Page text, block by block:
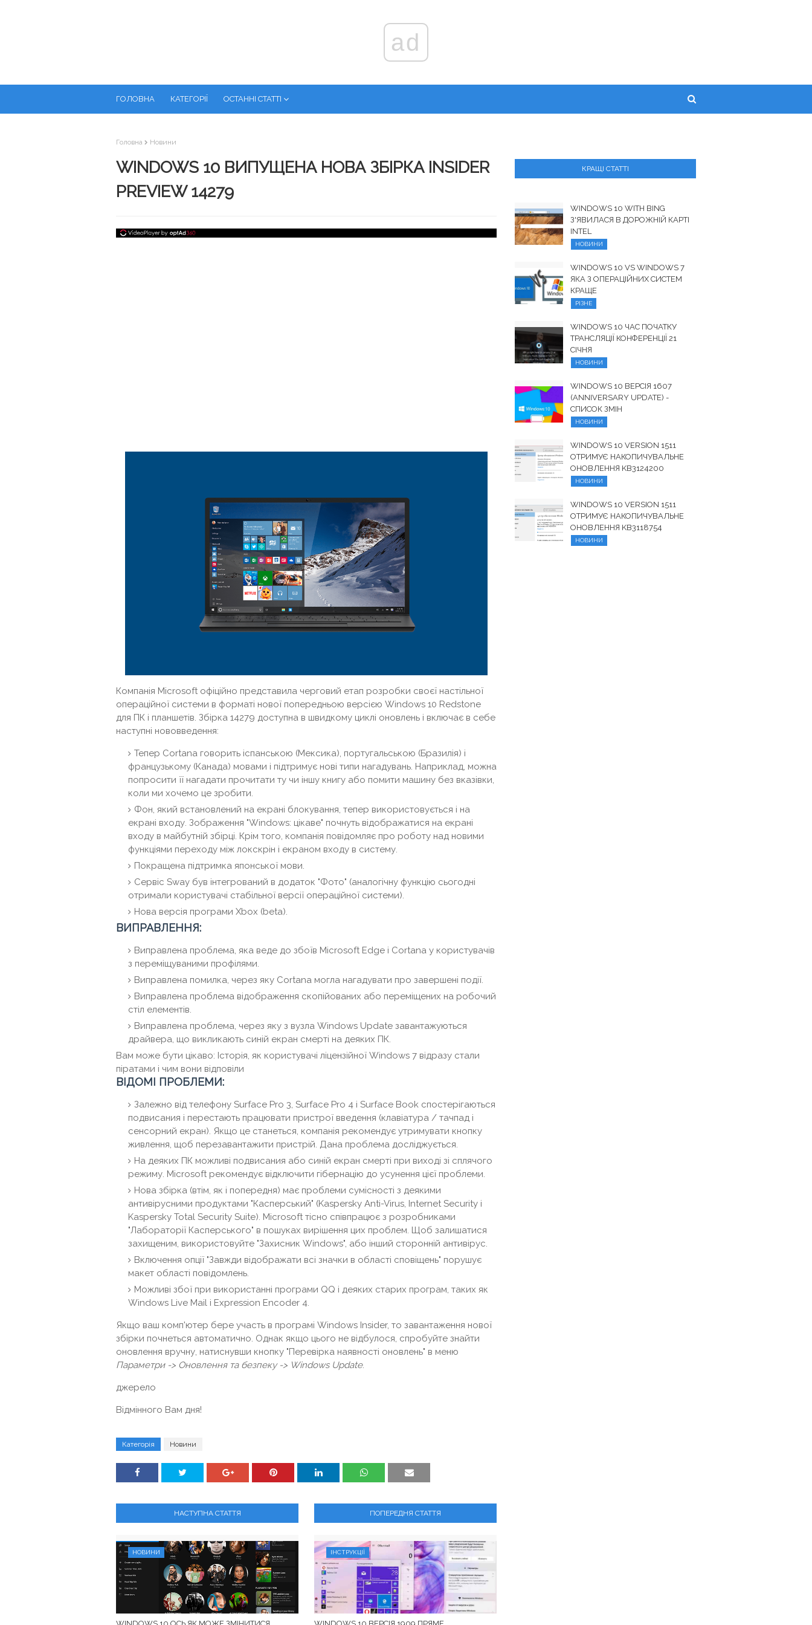
ad
ГОЛОВНА КАТЕГОРІЇ ОСТАННІ СТАТТІ
Головна Новини
WINDOWS 10 ВИПУЩЕНА НОВА ЗБІРКА INSIDER
PREVIEW 14279
Компанія Microsoft офіційно представила черговий етап розробки своєї настільної
операційної системи в форматі нової попередньою версією Windows 10 Redstone
для ПК і планшетів. Збірка 14279 доступна в швидкому циклі оновлень і включає в себе
наступні нововведення:
Тепер Cortana говорить іспанською (Мексика), португальською (Бразилія) і
французькому (Канада) мовами і підтримує нові типи нагадувань. Наприклад, можна
попросити її нагадати прочитати ту чи іншу книгу або помити машину без вказівки,
коли ми хочемо це зробити.
Фон, який встановлений на екрані блокування, тепер використовується і на
екрані входу. Зображення "Windows: цікаве" почнуть відображатися на екрані
входу в майбутній збірці. Крім того, компанія повідомляє про роботу над новими
функціями переходу між локскрін і екраном входу в систему.
Покращена підтримка японської мови.
Сервіс Sway був інтегрований в додаток "Фото" (аналогічну функцію сьогодні
отримали користувачі стабільної версії операційної системи).
Нова версія програми Xbox (beta).
ВИПРАВЛЕННЯ:
Виправлена ​​проблема, яка веде до збоїв Microsoft Edge і Cortana у користувачів
з переміщуваними профілями.
Виправлена ​​помилка, через яку Cortana могла нагадувати про завершені події.
Виправлена ​​проблема відображення скопійованих або переміщених на робочий
стіл елементів.
Виправлена ​​проблема, через яку з вузла Windows Update завантажуються
драйвера, що викликають синій екран смерті на деяких ПК.
Вам може бути цікаво: Історія, як користувачі ліцензійної Windows 7 відразу стали
піратами і чим вони відповіли
ВІДОМІ ПРОБЛЕМИ:
Залежно від телефону Surface Pro 3, Surface Pro 4 і Surface Book спостерігаються
подвисания і перестають працювати пристрої введення (клавіатура / тачпад і
сенсорний екран). Якщо це станеться, компанія рекомендує утримувати кнопку
живлення, щоб перезавантажити пристрій. Дана проблема досліджується.
На деяких ПК можливі подвисания або синій екран смерті при виході зі сплячого
режиму. Microsoft рекомендує відключити гібернацію до усунення цієї проблеми.
Нова збірка (втім, як і попередня) має проблеми сумісності з деякими
антивірусними продуктами "Касперський" (Kaspersky Anti-Virus, Internet Security і
Kaspersky Total Security Suite). Microsoft тісно співпрацює з розробниками
"Лабораторії Касперського" в пошуках вирішення цих проблем. Щоб залишатися
захищеним, використовуйте "Захисник Windows", або інший сторонній антивірус.
Включення опції "Завжди відображати всі значки в області сповіщень" порушує
макет області повідомлень.
Можливі збої при використанні програми QQ і деяких старих програм, таких як
Windows Live Mail і Expression Encoder 4.
Якщо ваш комп'ютер бере участь в програмі Windows Insider, то завантаження нової
збірки почнеться автоматично. Однак якщо цього не відбулося, спробуйте знайти
оновлення вручну, натиснувши кнопку "Перевірка наявності оновлень" в меню
Параметри -> Оновлення та безпеку -> Windows Update.
джерело
Відмінного Вам дня!
Категорія Новини
НАСТУПНА СТАТТЯ
НОВИНИ
ПОПЕРЕДНЯ СТАТТЯ
ІНСТРУКЦІЇ
КРАЩІ СТАТТІ
WINDOWS 10 WITH BING
З'ЯВИЛАСЯ В ДОРОЖНІЙ КАРТІ
INTEL
НОВИНИ
WINDOWS 10 VS WINDOWS 7
ЯКА З ОПЕРАЦІЙНИХ СИСТЕМ
КРАЩЕ
РІЗНЕ
WINDOWS 10 ЧАС ПОЧАТКУ
ТРАНСЛЯЦІЇ КОНФЕРЕНЦІЇ 21
СІЧНЯ
НОВИНИ
WINDOWS 10 ВЕРСІЯ 1607
(ANNIVERSARY UPDATE) -
СПИСОК ЗМІН
НОВИНИ
WINDOWS 10 VERSION 1511
ОТРИМУЄ НАКОПИЧУВАЛЬНЕ
ОНОВЛЕННЯ KB3124200
НОВИНИ
WINDOWS 10 VERSION 1511
ОТРИМУЄ НАКОПИЧУВАЛЬНЕ
ОНОВЛЕННЯ KB3118754
НОВИНИ